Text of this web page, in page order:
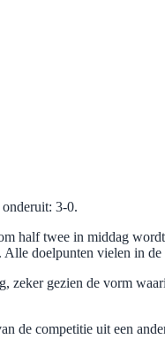
3-0.
half twee in middag
doelpunten vielen in
gezien de vorm
de competitie uit een